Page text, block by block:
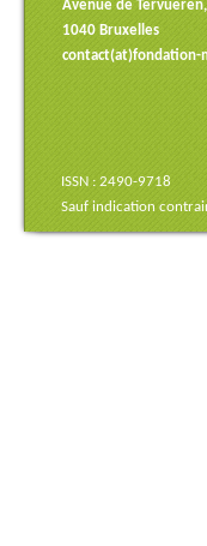
Avenue de
1040 Bruxelles
contact(at)fondation-
ISSN : 2490-9718
Sauf indication